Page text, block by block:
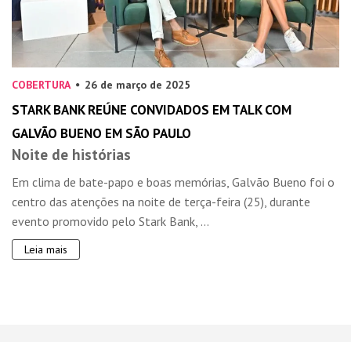
COBERTURA 26 de março de 2025
STARK BANK REÚNE CONVIDADOS EM TALK COM
GALVÃO BUENO EM SÃO PAULO
Noite de histórias
Em clima de bate-papo e boas memórias, Galvão Bueno foi o
centro das atenções na noite de terça-feira (25), durante
evento promovido pelo Stark Bank, ...
Leia mais